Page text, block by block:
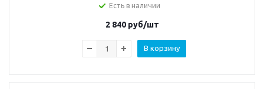
Есть в наличии
2 840 руб/шт
В корзину